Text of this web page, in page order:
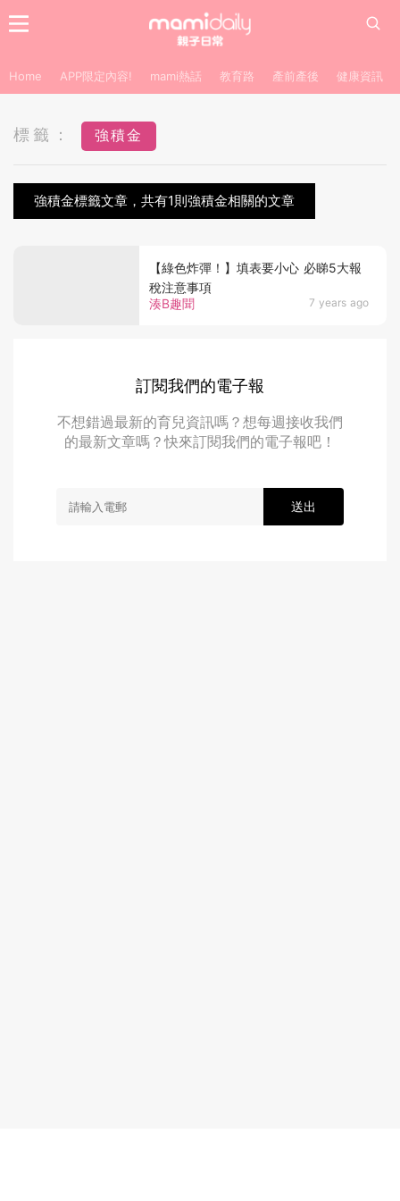
Home APP限定內容! mami熱話 教育路 產前產後 健康資訊
標籤： 強積金
強積金標籤文章，共有1則強積金相關的文章
湊B趣聞 7 years ago
【綠色炸彈！】填表要小心 必睇5大報
稅注意事項
訂閱我們的電子報
不想錯過最新的育兒資訊嗎？想每週接收我們
的最新文章嗎？快來訂閱我們的電子報吧！
送出